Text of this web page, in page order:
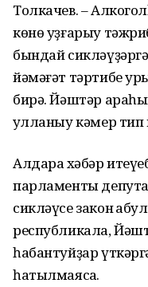
Толкачев. –
көнө уҙғарыу
бындай
йәмәғәт тәртибе
бирә. Йәштәр
ҡулланыу кәмер тип
Алдараҡ хәбәр
парламенты
сикләүсе закон
республикала,
һабантуйҙар
һатылмаясаҡ.